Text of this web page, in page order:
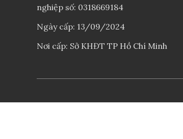
nghiệp số: 0318669184
Ngày cấp: 13/09/2024
Nơi cấp: Sở KHĐT TP Hồ Chí Minh